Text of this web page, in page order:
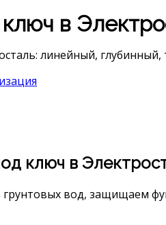
в
линейный,
ключ в
вод, защищаем